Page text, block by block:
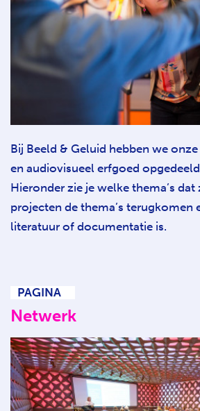
Bij Beeld & Geluid hebben we
en audiovisueel erfgoed opgedeeld
Hieronder zie je welke thema’s
projecten de thema’s terugkomen
literatuur of documentatie is.
PAGINA
Netwerk